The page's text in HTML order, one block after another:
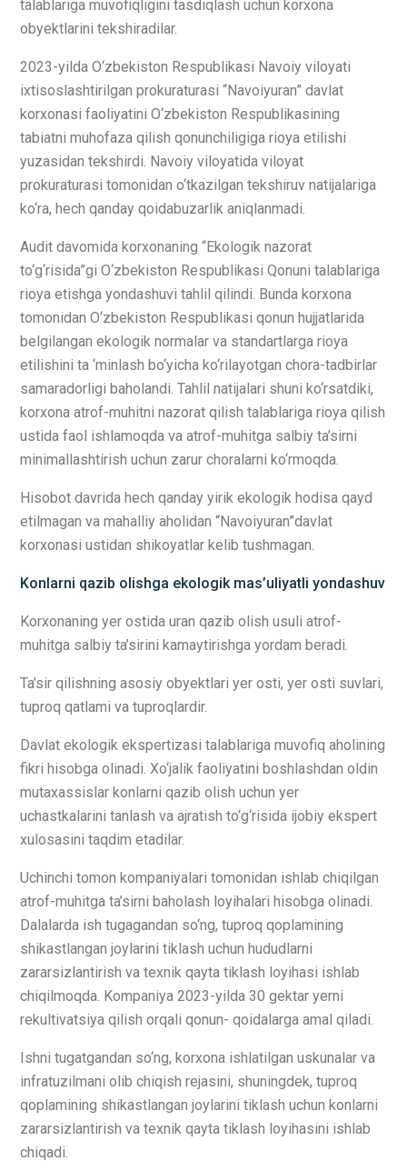
talablariga muvofiqligini tasdiqlash uchun korxona
obyektlarini tekshiradilar.
2023-yilda O‘zbekiston Respublikasi Navoiy viloyati
ixtisoslashtirilgan prokuraturasi “Navoiyuran” davlat
korxonasi faoliyatini O‘zbekiston Respublikasining
tabiatni muhofaza qilish qonunchiligiga rioya etilishi
yuzasidan tekshirdi. Navoiy viloyatida viloyat
prokuraturasi tomonidan o‘tkazilgan tekshiruv natijalariga
ko‘ra, hech qanday qoidabuzarlik aniqlanmadi.
Audit davomida korxonaning “Ekologik nazorat
to‘g‘risida”gi O‘zbekiston Respublikasi Qonuni talablariga
rioya etishga yondashuvi tahlil qilindi. Bunda korxona
tomonidan O‘zbekiston Respublikasi qonun hujjatlarida
belgilangan ekologik normalar va standartlarga rioya
etilishini ta ‘minlash bo‘yicha ko‘rilayotgan chora-tadbirlar
samaradorligi baholandi. Tahlil natijalari shuni ko‘rsatdiki,
korxona atrof-muhitni nazorat qilish talablariga rioya qilish
ustida faol ishlamoqda va atrof-muhitga salbiy ta’sirni
minimallashtirish uchun zarur choralarni ko‘rmoqda.
Hisobot davrida hech qanday yirik ekologik hodisa qayd
etilmagan va mahalliy aholidan “Navoiyuran”davlat
korxonasi ustidan shikoyatlar kelib tushmagan.
Konlarni qazib olishga ekologik mas’uliyatli yondashuv
Korxonaning yer ostida uran qazib olish usuli atrof-
muhitga salbiy ta’sirini kamaytirishga yordam beradi.
Ta’sir qilishning asosiy obyektlari yer osti, yer osti suvlari,
tuproq qatlami va tuproqlardir.
Davlat ekologik ekspertizasi talablariga muvofiq aholining
fikri hisobga olinadi. Xo‘jalik faoliyatini boshlashdan oldin
mutaxassislar konlarni qazib olish uchun yer
uchastkalarini tanlash va ajratish to‘g‘risida ijobiy ekspert
xulosasini taqdim etadilar.
Uchinchi tomon kompaniyalari tomonidan ishlab chiqilgan
atrof-muhitga ta’sirni baholash loyihalari hisobga olinadi.
Dalalarda ish tugagandan so‘ng, tuproq qoplamining
shikastlangan joylarini tiklash uchun hududlarni
zararsizlantirish va texnik qayta tiklash loyihasi ishlab
chiqilmoqda. Kompaniya 2023-yilda 30 gektar yerni
rekultivatsiya qilish orqali qonun- qoidalarga amal qiladi.
Ishni tugatgandan so‘ng, korxona ishlatilgan uskunalar va
infratuzilmani olib chiqish rejasini, shuningdek, tuproq
qoplamining shikastlangan joylarini tiklash uchun konlarni
zararsizlantirish va texnik qayta tiklash loyihasini ishlab
chiqadi.